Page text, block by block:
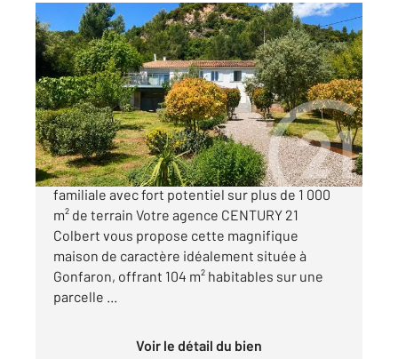
GONFARON 83
104,81 m2, 5 pièces
Ref : 5136
Maison à vendre
354 000 €
A VENDRE - GONFARON Superbe maison
familiale avec fort potentiel sur plus de 1 000
m² de terrain Votre agence CENTURY 21
Colbert vous propose cette magnifique
maison de caractère idéalement située à
Gonfaron, offrant 104 m² habitables sur une
parcelle ...
Voir le détail du bien